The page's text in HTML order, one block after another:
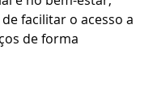
facilitar o acesso a
de forma